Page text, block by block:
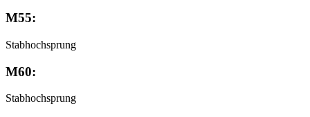
M55:
Stabhochsprung
M60:
Stabhochsprung